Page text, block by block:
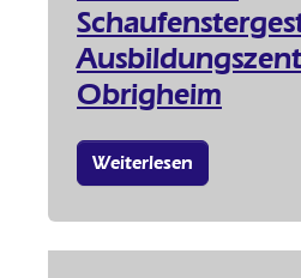
Obrigheim
Weiterlesen